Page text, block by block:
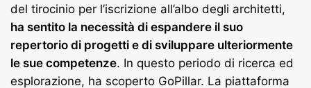
del tirocinio per l’iscrizione all’albo degli architetti,
ha sentito la necessità di espandere il suo
repertorio di progetti e di sviluppare ulteriormente
le sue competenze. In questo periodo di ricerca ed
esplorazione, ha scoperto GoPillar. La piattaforma